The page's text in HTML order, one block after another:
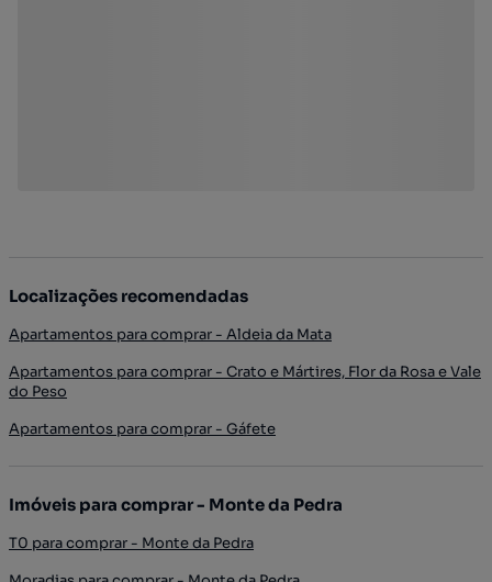
Localizações recomendadas
Apartamentos para comprar - Aldeia da Mata
Apartamentos para comprar - Crato e Mártires, Flor da Rosa e Vale
do Peso
Apartamentos para comprar - Gáfete
Imóveis para comprar - Monte da Pedra
T0 para comprar - Monte da Pedra